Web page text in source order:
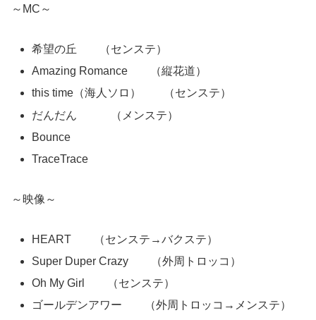
～MC～
希望の丘 （センステ）
Amazing Romance （縦花道）
this time（海人ソロ） （センステ）
だんだん （メンステ）
Bounce
TraceTrace
～映像～
HEART （センステ→バクステ）
Super Duper Crazy （外周トロッコ）
Oh My Girl （センステ）
ゴールデンアワー （外周トロッコ→メンステ）